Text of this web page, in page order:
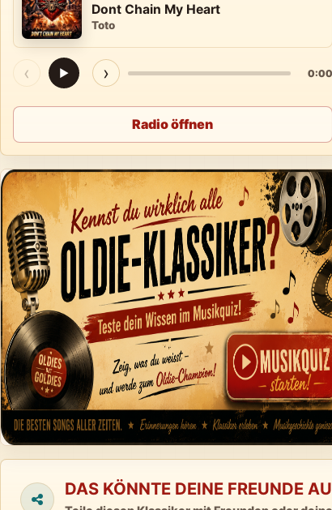
Dont Chain My Heart
Toto
‹ ▶ › 0:00
Radio öffnen
DAS KÖNNTE DEINE FREUNDE